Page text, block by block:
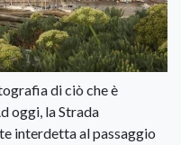
di ciò che è
oggi, la Strada
interdetta al passaggio